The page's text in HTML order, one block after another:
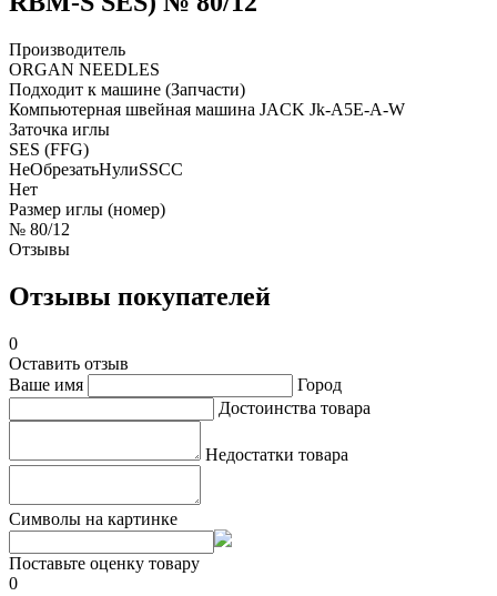
Производитель
ORGAN NEEDLES
Подходит к машине (Запчасти)
Компьютерная швейная машина JACK Jk-A5E-A-W
Заточка иглы
SES (FFG)
НеОбрезатьНулиSSCC
Нет
Размер иглы (номер)
№ 80/12
Отзывы
Отзывы покупателей
0
Оставить отзыв
Ваше имя
Город
Достоинства товара
Недостатки товара
Символы на картинке
Поставьте оценку товару
0